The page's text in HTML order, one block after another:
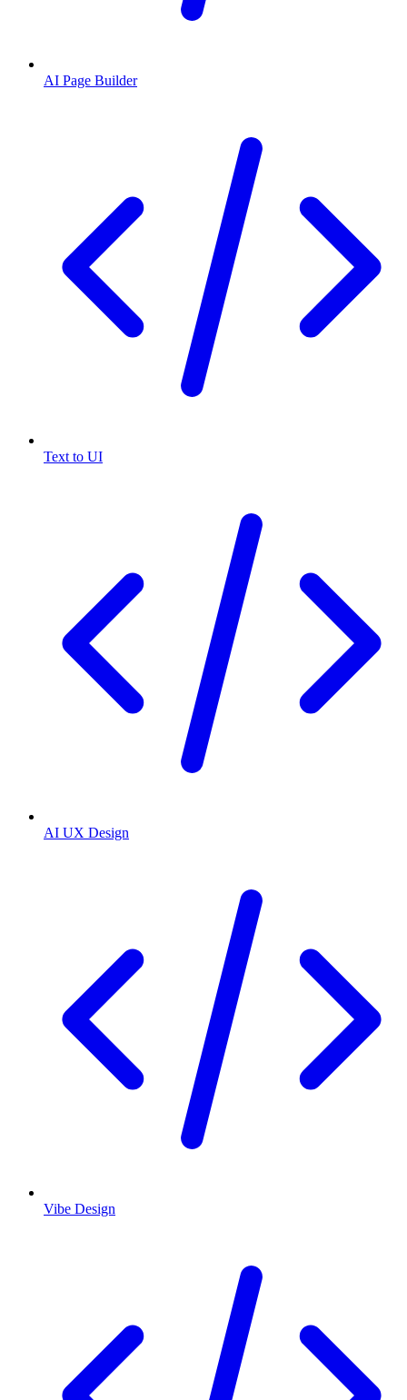
AI Page Builder
Text to UI
AI UX Design
Vibe Design